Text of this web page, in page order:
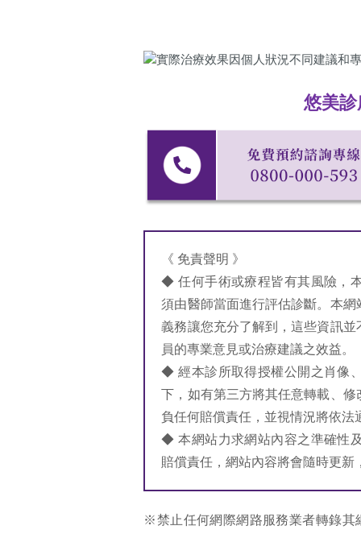
悠美
《 免責聲明 》
◆ 任何手術或療程皆有其風險，
須由醫師當面進行評估診斷。本
義務讓您充分了解到，這些資訊
員的專業意見或治療建議之效益。
◆ 經本診所取得授權公開之肖像
下，如有第三方將其任意轉載、
負任何賠償責任，並視情況將依法
◆ 本網站力求網站內容之準確性
賠償責任，網站內容將會隨時更新
※禁止任何網際網路服務業者轉錄其